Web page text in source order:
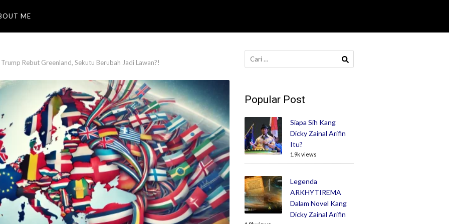
ME
Rebut Greenland, Sekutu Berubah Jadi Lawan?!
Cari
untuk:
Popular Post
Siapa Sih Kang
Dicky Zainal Arifin
Itu?
1.9k views
Legenda
ARKHYTIREMA
Dalam Novel Kang
Dicky Zainal Arifin